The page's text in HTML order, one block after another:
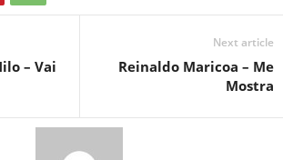
– Vai
Next article
Reinaldo Maricoa – Me
Mostra